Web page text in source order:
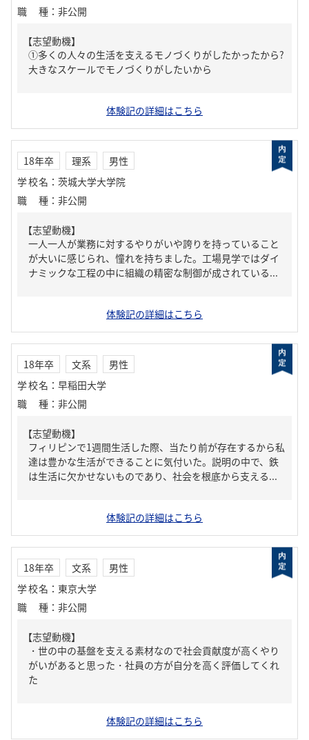
職種 ： 非公開
【志望動機】
①多くの人々の生活を支えるモノづくりがしたかったから?
大きなスケールでモノづくりがしたいから
体験記の詳細はこちら
18年卒 理系
男性
学校名 ： 茨城大学大学院
職種 ： 非公開
【志望動機】
一人一人が業務に対するやりがいや誇りを持っていること
が大いに感じられ、憧れを持ちました。工場見学ではダイ
ナミックな工程の中に組織の精密な制御が成されている...
体験記の詳細はこちら
18年卒 文系
男性
学校名 ： 早稲田大学
職種 ： 非公開
【志望動機】
フィリピンで1週間生活した際、当たり前が存在するから私
達は豊かな生活ができることに気付いた。説明の中で、鉄
は生活に欠かせないものであり、社会を根底から支える...
体験記の詳細はこちら
18年卒 文系
男性
学校名 ： 東京大学
職種 ： 非公開
【志望動機】
・世の中の基盤を支える素材なので社会貢献度が高くやり
がいがあると思った・社員の方が自分を高く評価してくれ
た
体験記の詳細はこちら